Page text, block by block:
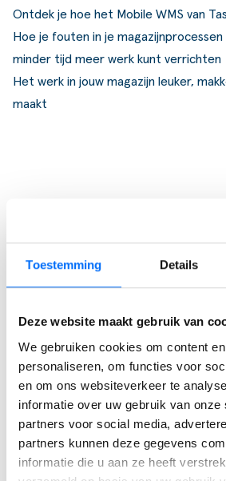
Toestemming Details
Deze website maakt gebruik van
We gebruiken cookies om content
personaliseren, om functies voor
en om ons websiteverkeer te
informatie over uw gebruik van onze
partners voor social media,
partners kunnen deze gegevens
informatie die u aan ze heeft
Ontdek je hoe het Mobile WMS van
Hoe je fouten in je
minder tijd meer werk kunt verrichten
Het werk in jouw magazijn leuker,
maakt
Ervaar zelf de
werkt en meer grip krijgt. Start
trial en ervaar direct wat
jouw bedrijf kan betekenen. Of
ons op om jouw specifieke
Start jouw Business